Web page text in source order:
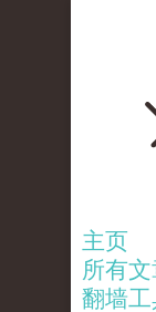
主页
所有文
翻墙